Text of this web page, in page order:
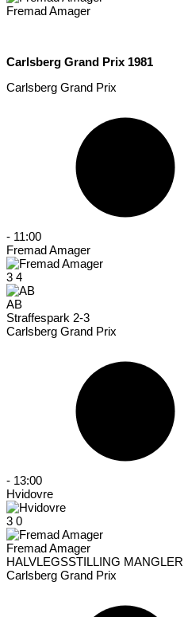
Fremad Amager
Carlsberg Grand Prix 1981
Carlsberg Grand Prix
- 11:00
Fremad Amager
3 4
AB
Straffespark 2-3
Carlsberg Grand Prix
- 13:00
Hvidovre
3 0
Fremad Amager
HALVLEGSSTILLING MANGLER
Carlsberg Grand Prix